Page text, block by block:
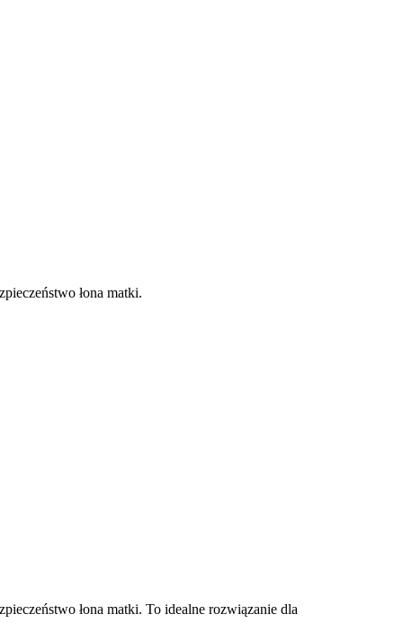
łona matki.
łona matki. To idealne rozwiązanie dla